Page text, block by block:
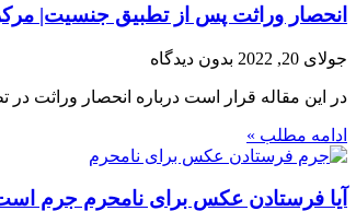
انحصار وراثت پس از تطبیق جنسیت|
جولای 20, 2022 بدون دیدگاه
در این مقاله قرار است درباره انحصار وراثت
ادامه مطلب »
آیا فرستادن عکس برای نامحرم جرم